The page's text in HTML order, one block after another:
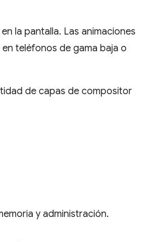
la pantalla. Las animaciones
teléfonos de gama baja o
de capas de compositor
y administración.